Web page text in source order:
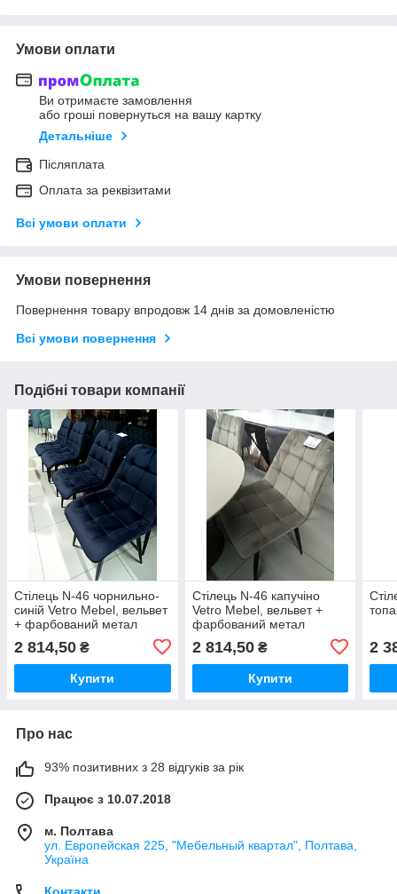
Умови оплати
Ви отримаєте замовлення
або гроші повернуться на вашу картку
Детальніше
Післяплата
Оплата за реквізитами
Всі умови оплати
Умови повернення
Повернення товару впродовж 14 днів за домовленістю
Всі умови повернення
Подібні товари компанії
Стілець N-46 чорнильно-
синій Vetro Mebel, вельвет
+ фарбований метал
2 814,50 ₴
Купити
Стілець N-46 капучіно
Vetro Mebel, вельвет +
фарбований метал
2 814,50₴
Купити
2
Про нас
93% позитивних з 28 відгуків за рік
Працює з 10.07.2018
м. Полтава
ул. Европейская 225, "Мебельный квартал", Полтава,
Україна